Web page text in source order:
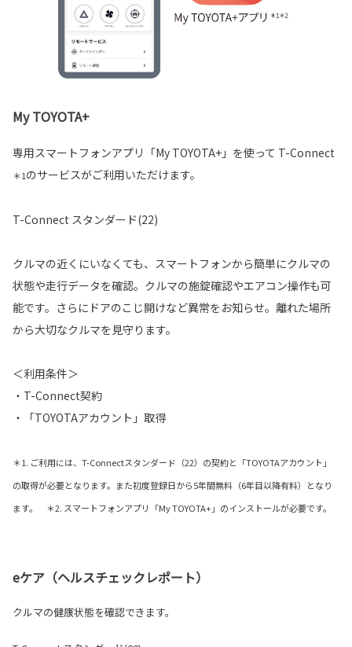
My TOYOTA+
専用スマートフォンアプリ「My TOYOTA+」を使って T-Connect
＊1のサービスがご利用いただけます。
T-Connect スタンダード(22)
クルマの近くにいなくても、スマートフォンから簡単にクルマの
状態や走行データを確認。クルマの施錠確認やエアコン操作も可
能です。さらにドアのこじ開けなど異常をお知らせ。離れた場所
から大切なクルマを見守ります。
＜利用条件＞
・T-Connect契約
・「TOYOTAアカウント」取得
＊1. ご利用には、T-Connectスタンダード（22）の契約と「TOYOTAアカウント」
の取得が必要となります。また初度登録日から5年間無料（6年目以降有料）となり
ます。 ＊2. スマートフォンアプリ「My TOYOTA+」のインストールが必要です。
eケア（ヘルスチェックレポート）
クルマの健康状態を確認できます。